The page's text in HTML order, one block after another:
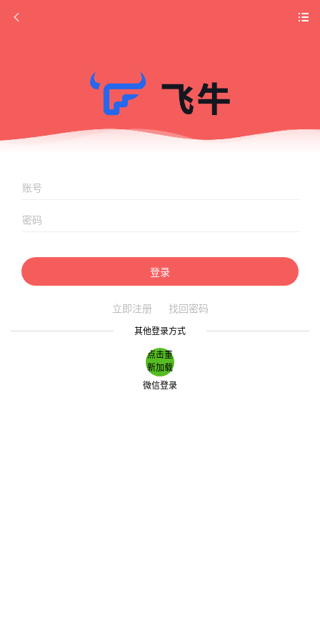
登录
立即注册 找回密码
其他登录方式
点击重
新加载
微信登录